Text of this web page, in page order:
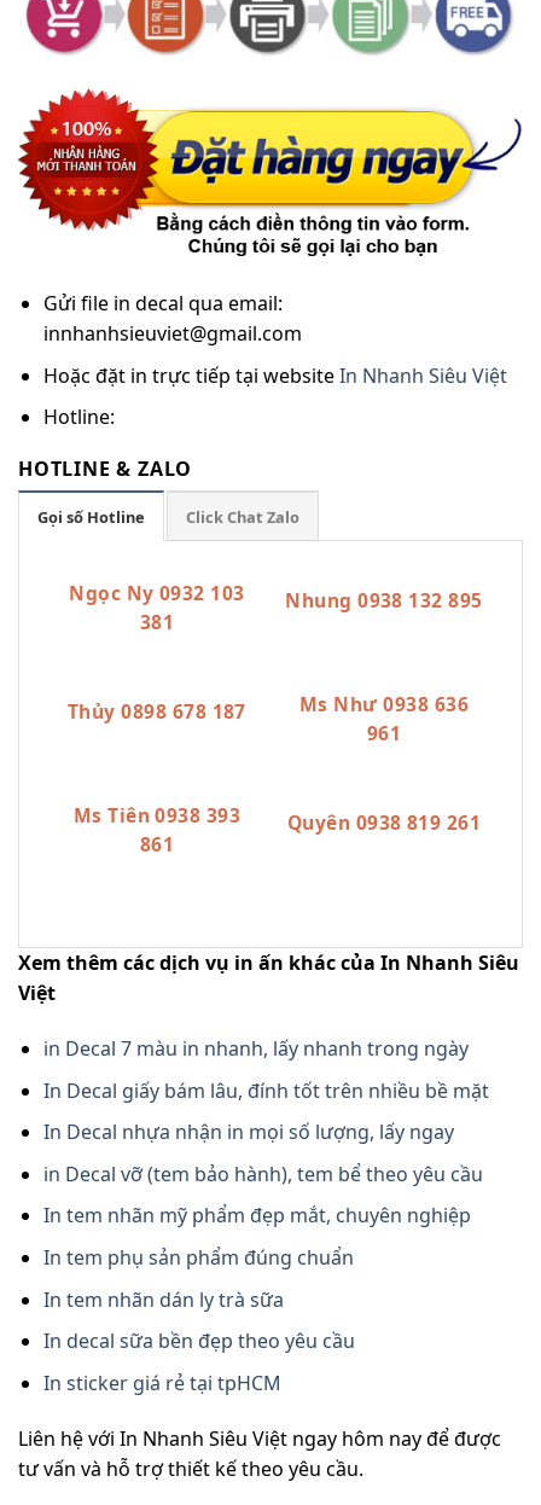
Gửi file in decal qua email:
innhanhsieuviet@gmail.com
Hoặc đặt in trực tiếp tại websiteIn Nhanh Siêu Việt
Hotline:
HOTLINE & ZALO
Gọi số Hotline Click Chat Zalo
Ngọc Ny 0932 103
381
Nhung 0938 132 895
Thủy 0898 678 187
Ms Như 0938 636
961
Ms Tiên 0938 393
861
Quyên 0938 819 261
Xem thêm các dịch vụ in ấn khác của In Nhanh Siêu
Việt
in Decal 7 màu in nhanh, lấy nhanh trong ngày
In Decal giấy bám lâu, đính tốt trên nhiều bề mặt
In Decal nhựa nhận in mọi số lượng, lấy ngay
in Decal vỡ (tem bảo hành), tem bể theo yêu cầu
In tem nhãn mỹ phẩm đẹp mắt, chuyên nghiệp
In tem phụ sản phẩm đúng chuẩn
In tem nhãn dán ly trà sữa
In decal sữa bền đẹp theo yêu cầu
In sticker giá rẻ tại tpHCM
Liên hệ với In Nhanh Siêu Việt ngay hôm nay để được
tư vấn và hỗ trợ thiết kế theo yêu cầu.